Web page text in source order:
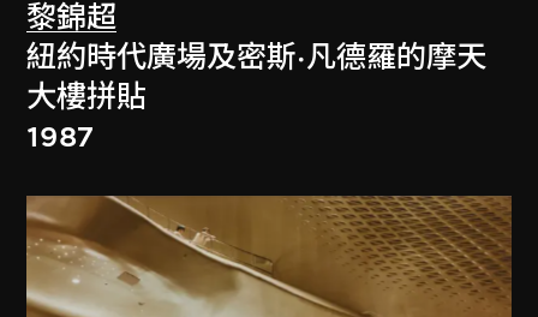
黎錦超
紐約時代廣場及密斯·凡德羅的摩天
大樓拼貼
1987